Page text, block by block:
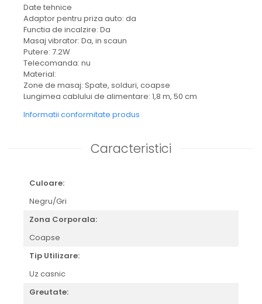
Date tehnice
Adaptor pentru priza auto: da
Functia de incalzire: Da
Masaj vibrator: Da, in scaun
Putere: 7.2W
Telecomanda: nu
Material:
Zone de masaj: Spate, solduri, coapse
Lungimea cablului de alimentare: 1,8 m, 50 cm
Informatii conformitate produs
Caracteristici
Culoare:
Negru/Gri
Zona Corporala:
Coapse
Tip Utilizare:
Uz casnic
Greutate: